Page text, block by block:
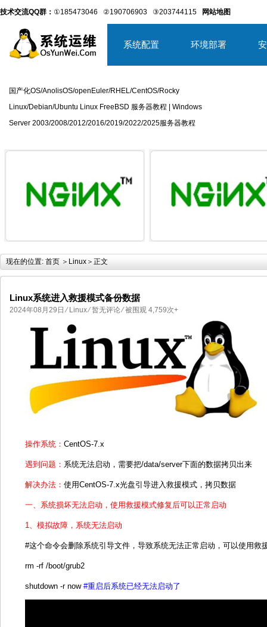
技术交流QQ群： ①185473046 ②190706903 ③203744115 网站地图
系统配置 环境部署
国产化OS/AnolisOS/openEuler/RHEL/CentOS/Rocky
Linux/Debian/Ubuntu Linux FreeBSD 服务器教程 | Windows
Server 2003/2008/2012/2016/2019/2022/2025服务器教程
国产化操作系统欧拉openEuler编 国产化操作系统Anolis OS编
现在的位置: 首页 ＞ Linux ＞正文
Linux系统进入救援模式备份数据
2024年08月29日 ⁄ Linux ⁄暂无评论⁄ 被围观 4,759次+
操作系统： CentOS-7.x
遇到问题： 系统无法启动，需要把/data/server下面的数据拷贝出来
解决办法： 使用CentOS-7.x光盘引导进入救援模式，拷贝数据
一、系统损坏无法启动，使用救援模式修复后可以正常启动
1、模拟故障，系统无法启动
#这个命令会删除系统引导文件，导致系统无法正常启动，可以使用救
rm -rf /boot/grub2
shutdown -r now #重启后系统已经无法启动了